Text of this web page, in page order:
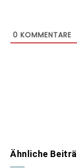
0 KOMMENTARE
Ähnliche